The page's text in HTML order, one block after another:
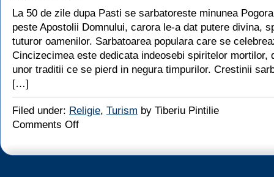
La 50 de zile dupa Pasti se sarbatoreste minunea
peste Apostolii Domnului, carora le-a dat putere divina,
tuturor oamenilor. Sarbatoarea populara care se
Cincizecimea este dedicata indeosebi spiritelor mortilor,
unor traditii ce se pierd in negura timpurilor. Crestinii
[…]
Filed under: Religie, Turism by Tiberiu Pintilie
Comments Offon
obiceiuri